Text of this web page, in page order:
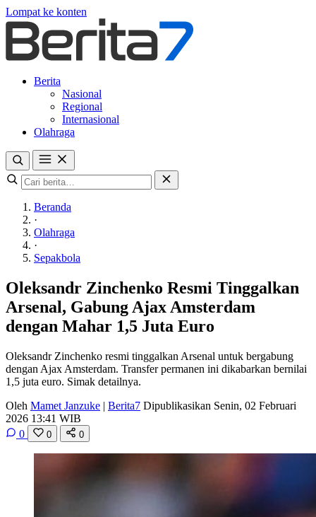
Lompat ke konten
Berita
Nasional
Regional
Internasional
Olahraga
Beranda
·
Olahraga
·
Sepakbola
Oleksandr Zinchenko Resmi Tinggalkan
Arsenal, Gabung Ajax Amsterdam
dengan Mahar 1,5 Juta Euro
Oleksandr Zinchenko resmi tinggalkan Arsenal untuk bergabung
dengan Ajax Amsterdam. Transfer permanen ini dikabarkan bernilai
1,5 juta euro. Simak detailnya.
Oleh Mamet Janzuke | Berita7 Dipublikasikan Senin, 02 Februari
2026 13:41 WIB
0
0 0